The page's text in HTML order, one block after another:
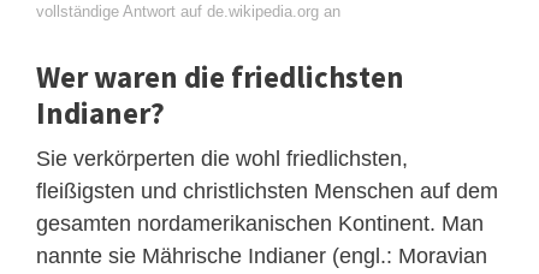
vollständige Antwort auf de.wikipedia.org an
Wer waren die friedlichsten
Indianer?
Sie verkörperten die wohl friedlichsten,
fleißigsten und christlichsten Menschen auf dem
gesamten nordamerikanischen Kontinent. Man
nannte sie Mährische Indianer (engl.: Moravian